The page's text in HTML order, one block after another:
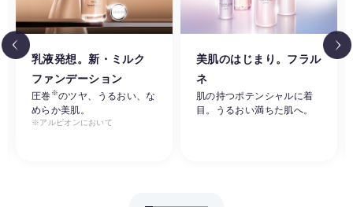
乳液発想。新・ミルク
ファンデーション
圧巻 ※のツヤ、うるおい、な
めらか美肌。
※アルビオンにおいて
美肌のはじまり。フラル
ネ
肌の持つポテンシャルに着
目。うるおい満ちた肌へ。